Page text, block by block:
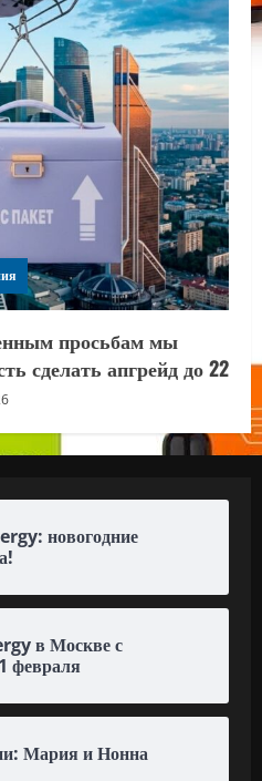
просьбам мы
сделать апгрейд до 22
новогодние
в Москве с
февраля
Мария и Нонна